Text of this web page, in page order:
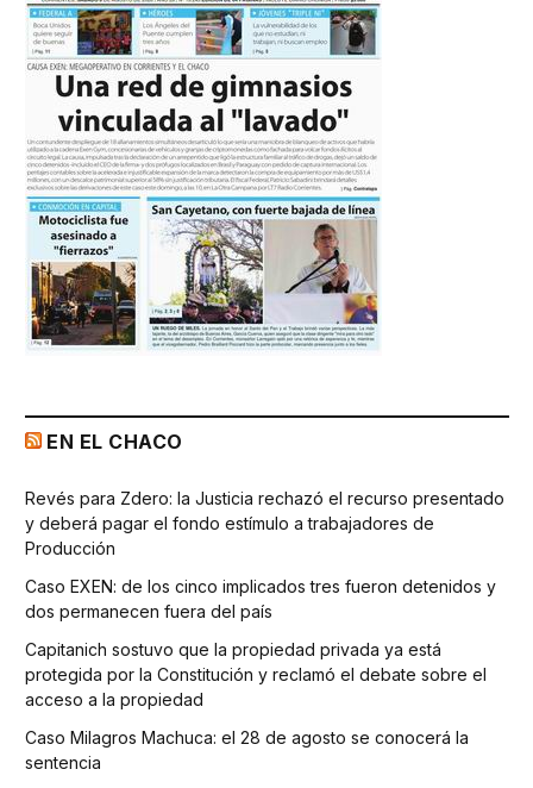
EN EL CHACO
Revés para Zdero: la Justicia rechazó el recurso presentado
y deberá pagar el fondo estímulo a trabajadores de
Producción
Caso EXEN: de los cinco implicados tres fueron detenidos y
dos permanecen fuera del país
Capitanich sostuvo que la propiedad privada ya está
protegida por la Constitución y reclamó el debate sobre el
acceso a la propiedad
Caso Milagros Machuca: el 28 de agosto se conocerá la
sentencia